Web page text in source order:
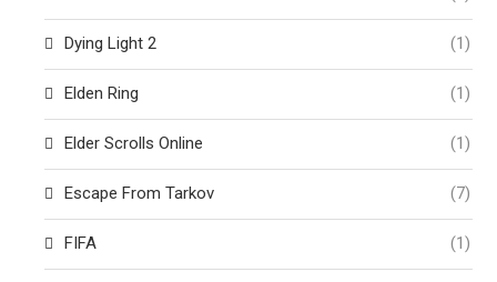
Dying Light 2 (1)
Elden Ring (1)
Elder Scrolls Online (1)
Escape From Tarkov (7)
FIFA (1)